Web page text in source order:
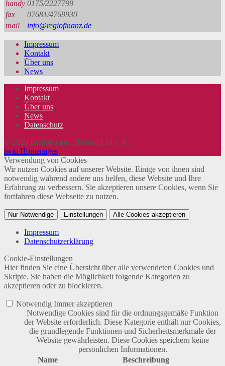
handy 0175/2227799
fax
07681/4769930
mail
info@regiofinanz.de
Impressum
Kontakt
Über uns
News
Impressum
Kontakt
Über uns
News
Datenschutz
© 2026 RegioFinanz Michael Uhl e. K.
twin Homepages
Verwendung von Cookies
Wir nutzen Cookies auf unserer Website. Einige von ihnen sind
notwendig während andere uns helfen, diese Website und Ihre
Erfahrung zu verbessern. Sie akzeptieren unsere Cookies, wenn Sie
fortfahren diese Webseite zu nutzen.
Nur Notwendige Einstellungen Alle Cookies akzeptieren
Impressum
Datenschutzerklärung
Cookie-Einstellungen
Hier finden Sie eine Übersicht über alle verwendeten Cookies und
Skripte. Sie haben die Möglichkeit folgende Kategorien zu
akzeptieren oder zu blockieren.
Notwendig Immer akzeptieren
Notwendige Cookies sind für die ordnungsgemäße Funktion
der Website erforderlich. Diese Kategorie enthält nur Cookies,
die grundlegende Funktionen und Sicherheitsmerkmale der
Website gewährleisten. Diese Cookies speichern keine
persönlichen Informationen.
Name
Beschreibung